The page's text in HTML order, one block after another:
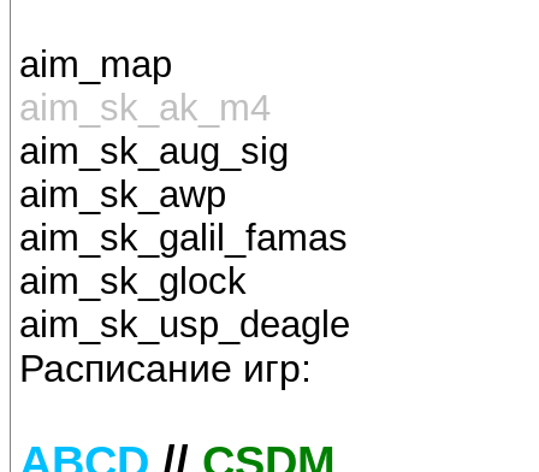
aim_map
aim_sk_ak_m4
aim_sk_aug_sig
aim_sk_awp
aim_sk_galil_famas
aim_sk_glock
aim_sk_usp_deagle
Расписание игр: